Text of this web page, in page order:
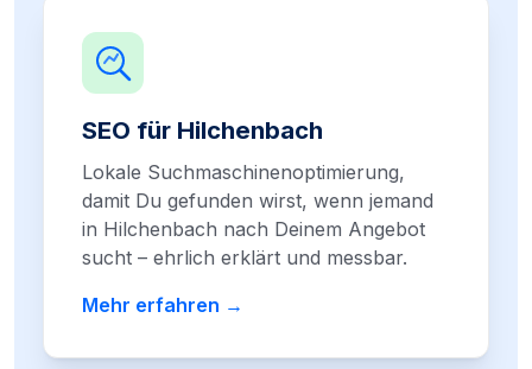
SEO für Hilchenbach
Lokale Suchmaschinenoptimierung,
damit Du gefunden wirst, wenn jemand
in Hilchenbach nach Deinem Angebot
sucht – ehrlich erklärt und messbar.
Mehr erfahren →